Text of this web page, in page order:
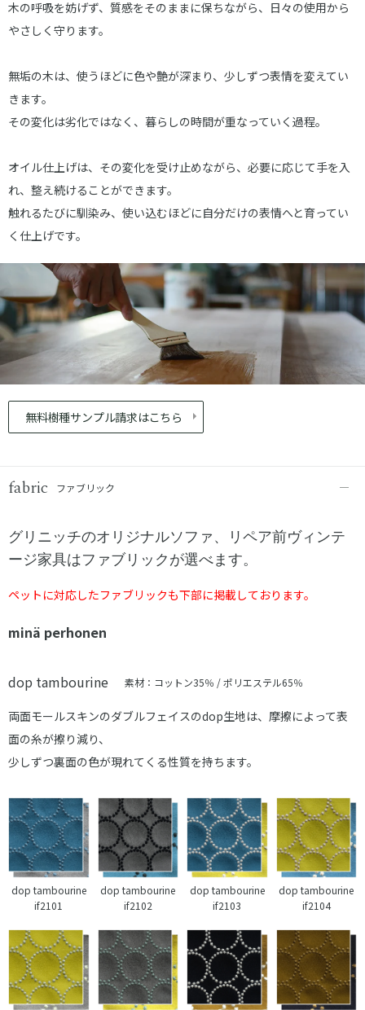
木の呼吸を妨げず、質感をそのままに保ちながら、日々の使用から
やさしく守ります。
無垢の木は、使うほどに色や艶が深まり、少しずつ表情を変えてい
きます。
その変化は劣化ではなく、暮らしの時間が重なっていく過程。
オイル仕上げは、その変化を受け止めながら、必要に応じて手を入
れ、整え続けることができます。
触れるたびに馴染み、使い込むほどに自分だけの表情へと育ってい
く仕上げです。
無料樹種サンプル請求はこちら
fabric ファブリック
グリニッチのオリジナルソファ、リペア前ヴィンテ
ージ家具はファブリックが選べます。
ペットに対応したファブリックも下部に掲載しております。
minä perhonen
dop tambourine 素材：コットン35％ / ポリエステル65％
両面モールスキンのダブルフェイスのdop生地は、摩擦によって表
面の糸が擦り減り、
少しずつ裏面の色が現れてくる性質を持ちます。
dop tambourine
if2101
dop tambourine
if2102
dop tambourine
if2103
dop tambourine
if2104